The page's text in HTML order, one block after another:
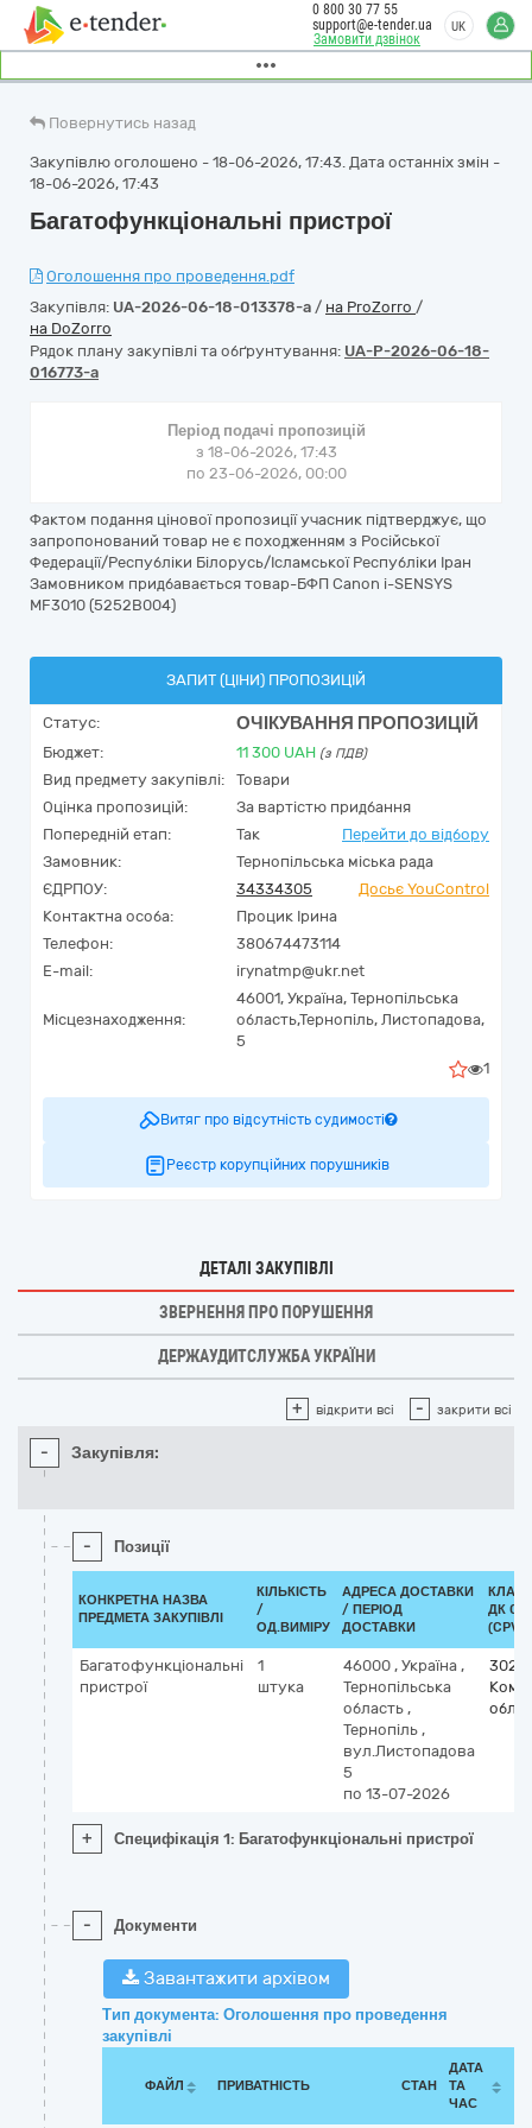
Замовити дзвінок
0 800 30 77 55
support@e-tender.ua
UK
Повернутись назад
Закупівлю оголошено - 18-06-2026, 17:43. Дата останніх змін -
18-06-2026, 17:43
Багатофункціональні пристрої
Оголошення про проведення.pdf
Закупівля: UA-2026-06-18-013378-a / на ProZorro /
на DoZorro
Рядок плану закупівлі та обґрунтування: UA-P-2026-06-18-
016773-a
Період подачі пропозицій
з 18-06-2026, 17:43
по 23-06-2026, 00:00
Фактом подання цінової пропозиції учасник підтверджує, що
запропонований товар не є походженням з Російської
Федерації/Республіки Білорусь/Ісламської Республіки Іран
Замовником придбавається товар-БФП Canon i-SENSYS
MF3010 (5252B004)
ЗАПИТ (ЦІНИ) ПРОПОЗИЦІЙ
Статус: ОЧІКУВАННЯ ПРОПОЗИЦІЙ
Бюджет: 11 300 UAH (з ПДВ)
Вид предмету закупівлі:
Товари
Оцінка пропозицій:
За вартістю придбання
Попередній етап:
Так
Перейти до відбору
Замовник:
Тернопільська міська рада
ЄДРПОУ:
34334305
Досьє YouControl
Контактна особа:
Процик Ірина
Телефон:
380674473114
E-mail:
irynatmp@ukr.net
Місцезнаходження:
46001, Україна, Тернопільська
область,Тернопіль, Листопадова,
5
1
Витяг про відсутність судимості
Реєстр корупційних порушників
ДЕТАЛІ ЗАКУПІВЛІ
ЗВЕРНЕННЯ ПРО ПОРУШЕННЯ
ДЕРЖАУДИТСЛУЖБА УКРАЇНИ
+ відкрити всі - закрити всі
- Закупівля:
- Позиції
КОНКРЕТНА НАЗВА
ПРЕДМЕТА ЗАКУПІВЛІ
КІЛЬКІСТЬ
/
ОД.ВИМІРУ
АДРЕСА ДОСТАВКИ
/ ПЕРІОД
ДОСТАВКИ
ДК
(CPV)
Багатофункціональні
пристрої
1
штука
46000 , Україна ,
Тернопільська
область ,
Тернопіль ,
вул.Листопадова
5
по 13-07-2026
+ Специфікація 1: Багатофункціональні пристрої
- Документи
Завантажити архівом
Тип документа: Оголошення про проведення
закупівлі
ФАЙЛ ПРИВАТНІСТЬ СТАН
ДАТА
ТА
ЧАС